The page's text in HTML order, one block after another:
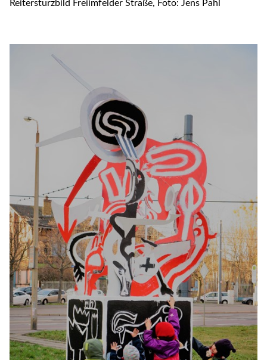
Reitersturzbild Freiimfelder Straße, Foto: Jens Pahl